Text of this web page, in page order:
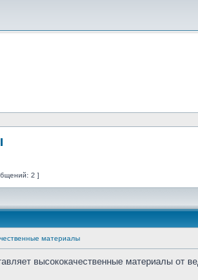
2 ]
материалы
высококачественные материалы от